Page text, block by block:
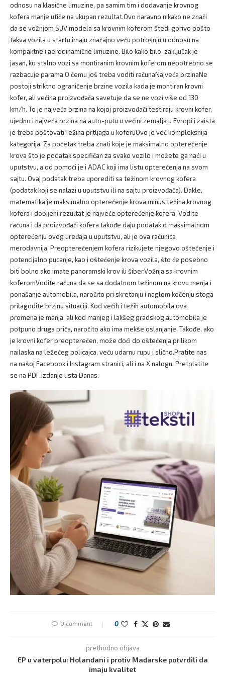
odnosu na klasične limuzine, pa samim tim i dodavanje krovnog
kofera manje utiče na ukupan rezultat.Ovo naravno nikako ne znači
da se vožnjom SUV modela sa krovnim koferom štedi gorivo pošto
takva vozila u startu imaju značajno veću potrošnju u odnosu na
kompaktne i aerodinamične limuzine. Bilo kako bilo, zaključak je
jasan, ko stalno vozi sa montiranim krovnim koferom nepotrebno se
razbacuje parama.O čemu još treba voditi računaNajveća brzinaNe
postoji striktno ograničenje brzine vozila kada je montiran krovni
kofer, ali većina proizvođača savetuje da se ne vozi više od 130
km/h. To je najveća brzina na kojoj proizvođači testiraju krovni kofer,
ujedno i najveća brzina na auto-putu u većini zemalja u Evropi i zaista
je treba poštovati.Težina prtljaga u koferuOvo je već kompleksnija
kategorija. Za početak treba znati koje je maksimalno opterećenje
krova što je podatak specifičan za svako vozilo i možete ga naći u
uputstvu, a od pomoći je i ADAC koji ima listu opterećenja na svom
sajtu. Ovaj podatak treba uporediti sa težinom krovnog kofera
(podatak koji se nalazi u uputstvu ili na sajtu proizvođača). Dakle,
matematika je maksimalno opterećenje krova minus težina krovnog
kofera i dobijeni rezultat je najveće opterećenje kofera. Vodite
računa i da proizvođači kofera takođe daju podatak o maksimalnom
opterećenju ovog uređaja u uputstvu, ali je ova računica
merodavnija. Preopterećenjem kofera rizikujete njegovo oštećenje i
potencijalno pucanje, kao i oštećenje krova vozila, što će posebno
biti bolno ako imate panoramski krov ili šiber.Vožnja sa krovnim
koferomVodite računa da se sa dodatnom težinom na krovu menja i
ponašanje automobila, naročito pri skretanju i naglom kočenju stoga
prilagodite brzinu situaciji. Kod većih i težih automobila ova
promena je manja, ali kod manjeg i lakšeg gradskog automobila je
potpuno druga priča, naročito ako ima mekše oslanjanje. Takođe, ako
je krovni kofer preopterećen, može doći do oštećenja prilikom
nailaska na ležećeg policajca, veću udarnu rupu i slično.Pratite nas
na našoj Facebook i Instagram stranici, ali i na X nalogu. Pretplatite
se na PDF izdanje lista Danas.
0 comment 0
prethodno objava
EP u vaterpolu: Holanđani i protiv Mađarske potvrdili da
imaju kvalitet